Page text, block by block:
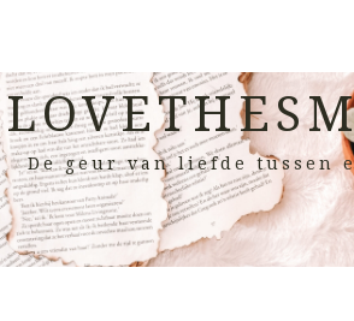
De geur van liefde tussen